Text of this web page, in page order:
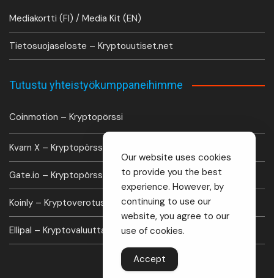
Mediakortti (FI) / Media Kit (EN)
Tietosuojaseloste – Kryptouutiset.net
Tutustu yhteistyökumppaneihimme
Coinmotion – Kryptopörssi
Kvarn X – Kryptopörssi
Gate.io – Kryptopörssi
Koinly – Kryptoverotus laskuri
Ellipal – Kryptovaluutta lompakko
Our website uses cookies
to provide you the best
experience. However, by
continuing to use our
website, you agree to our
use of cookies.
Accept